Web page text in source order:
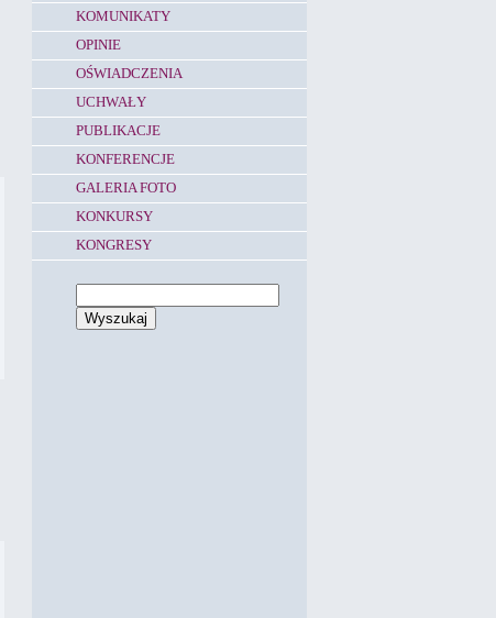
KOMUNIKATY
OPINIE
OŚWIADCZENIA
UCHWAŁY
PUBLIKACJE
KONFERENCJE
GALERIA FOTO
KONKURSY
KONGRESY